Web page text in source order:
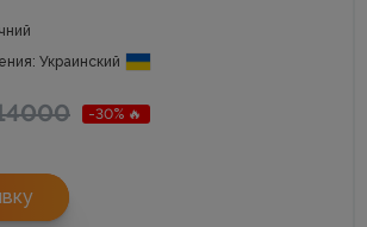
Украинский
-30% 🔥